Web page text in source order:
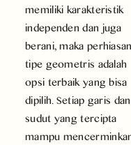
memiliki karakteristik
independen dan juga
berani, maka perhiasan
tipe geometris adalah
opsi terbaik yang bisa
dipilih. Setiap garis dan
sudut yang tercipta
mampu